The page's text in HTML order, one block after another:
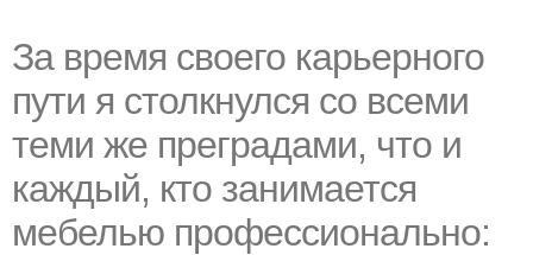
За время своего карьерного
пути я столкнулся со всеми
теми же преградами, что и
каждый, кто занимается
мебелью профессионально: